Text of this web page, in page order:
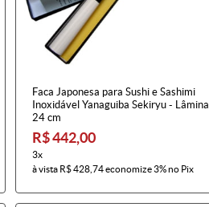
Faca Japonesa para Sushi e Sashimi
Inoxidável Yanaguiba Sekiryu - Lâmina
24 cm
R$ 442,00
3x
à vista R$ 428,74economize3%no Pix